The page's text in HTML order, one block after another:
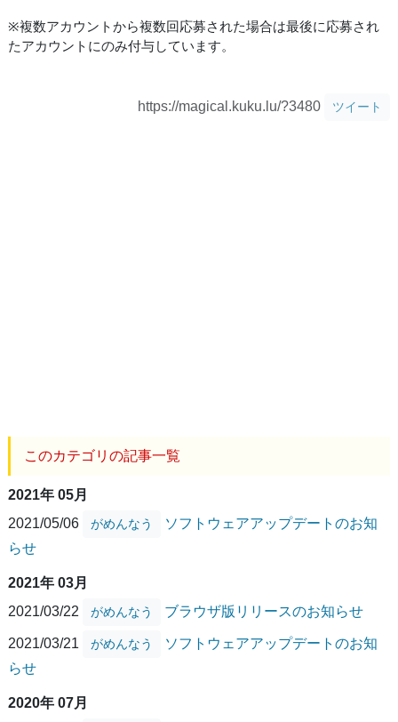
※複数アカウントから複数回応募された場合は最後に応募され
たアカウントにのみ付与しています。
https://magical.kuku.lu/?3480 ツイート
このカテゴリの記事一覧
2021年 05月
2021/05/06
がめんなう
ソフトウェアアップデートのお知
らせ
2021年 03月
2021/03/22
がめんなう ブラウザ版リリースのお知らせ
2021/03/21 がめんなう
ソフトウェアアップデートのお知
らせ
2020年 07月